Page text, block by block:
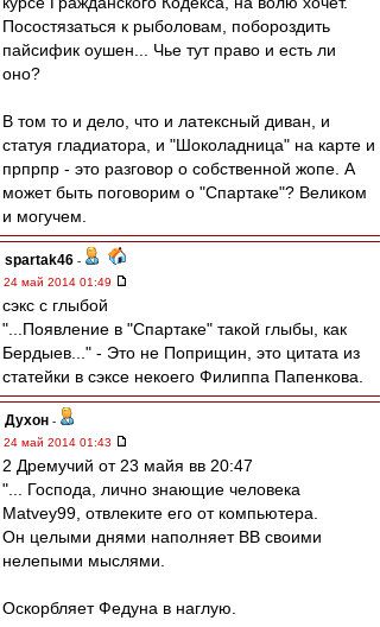
Посостязаться к рыболовам, побороздить
пайсифик оушен... Чье тут право и есть ли
оно?
В том то и дело, что и латексный диван, и
статуя гладиатора, и "Шоколадница" на карте и
прпрпр - это разговор о собственной жопе. А
может быть поговорим о "Спартаке"? Великом
и могучем.
spartak46 -
24 май 2014 01:49
сэкс с глыбой
"...Появление в "Спартаке" такой глыбы, как
Бердыев..." - Это не Поприщин, это цитата из
статейки в сэксе некоего Филиппа Папенкова.
Духон -
24 май 2014 01:43
2 Дремучий от 23 майя вв 20:47
"... Господа, лично знающие человека
Matvey99, отвлеките его от компьютера.
Он целыми днями наполняет ВВ своими
нелепыми мыслями.
Оскорбляет Федуна в наглую.